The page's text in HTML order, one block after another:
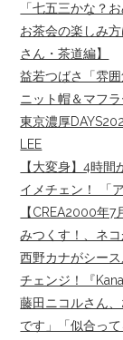
「七五三かな？
お茶会の楽しみ
さん・茶道編】
益若つばさ「雰
ニット帽＆マフ
東京濃厚
LEE
【大変身】4時
イメチェン！ 「
【CREA2000年
みつくす！、ネ
西野カナがシー
チェンジ！『
藤田ニコルさん
です」「似合っ